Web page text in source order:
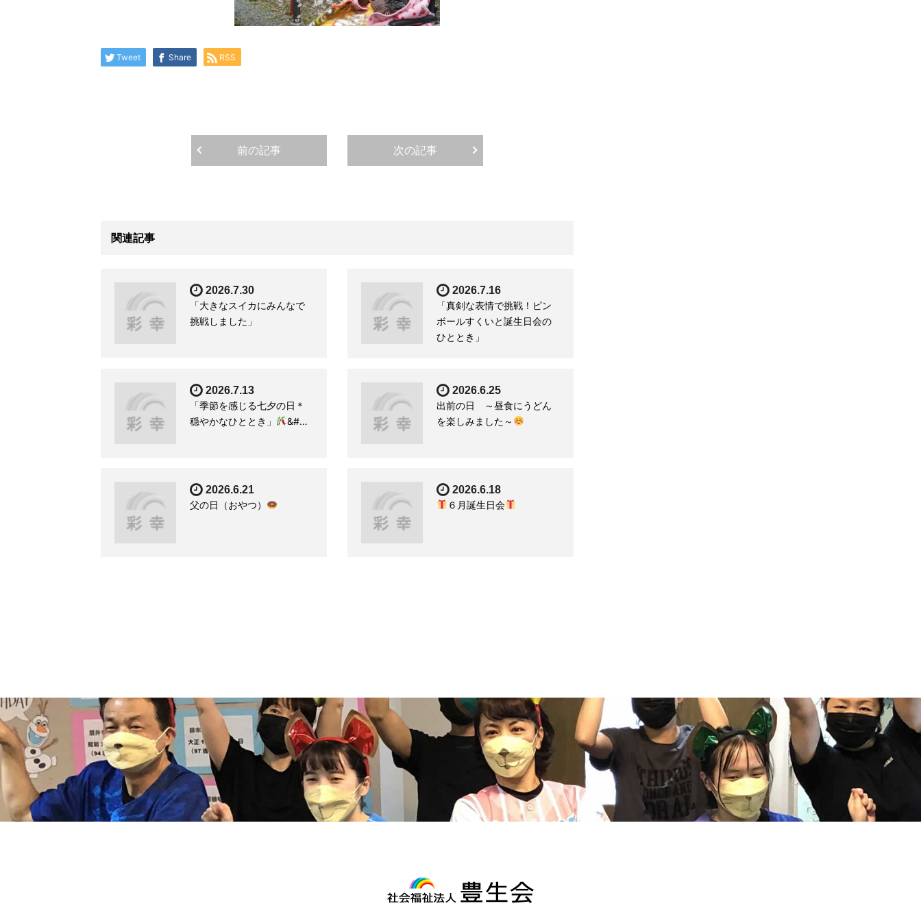
Tweet Share RSS
前の記事 次の記事
関連記事
2026.7.30
「大きなスイカにみんなで
挑戦しました」
2026.7.16
「真剣な表情で挑戦！ピン
ボールすくいと誕生日会の
ひととき」
2026.7.13
「季節を感じる七夕の日＊
穏やかなひととき」
&#…
2026.6.25
出前の日 ～昼食にうどん
を楽しみました～
2026.6.21
父の日（おやつ）
2026.6.18
６月誕生日会